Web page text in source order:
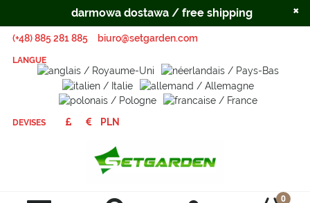
(+48) 885 281 885 biuro@setgarden.com
LANGUE
DEVISES
darmowa dostawa / free shipping ×